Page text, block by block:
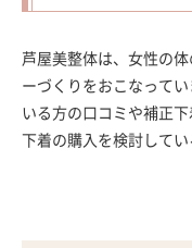
芦屋美整体は、女性の
ーづくりをおこなって
いる方の口コミや補正
下着の購入を検討して